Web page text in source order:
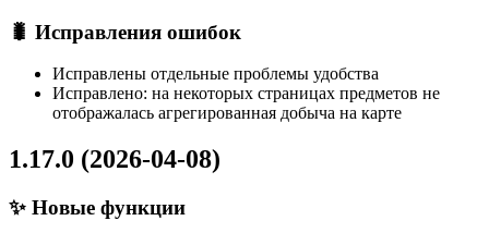
🐛 Исправления ошибок
Исправлены отдельные проблемы удобства
Исправлено: на некоторых страницах предметов не
отображалась агрегированная добыча на карте
1.17.0 (2026-04-08)
✨ Новые функции